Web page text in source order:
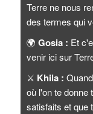
Terre ne nous
des termes qui
🌍 Gosia : Et
venir ici sur
⚔️ Khila :
où l'on te donne
satisfaits et que